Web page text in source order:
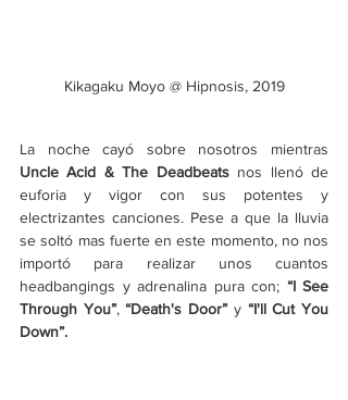
Kikagaku Moyo @ Hipnosis, 2019
La noche cayó sobre nosotros mientras
Uncle Acid & The Deadbeats nos llenó de
euforia y vigor con sus potentes y
electrizantes canciones. Pese a que la lluvia
se soltó mas fuerte en este momento, no nos
importó para realizar unos cuantos
headbangings y adrenalina pura con; “I See
Through You”, “Death's Door” y “I'll Cut You
Down”.